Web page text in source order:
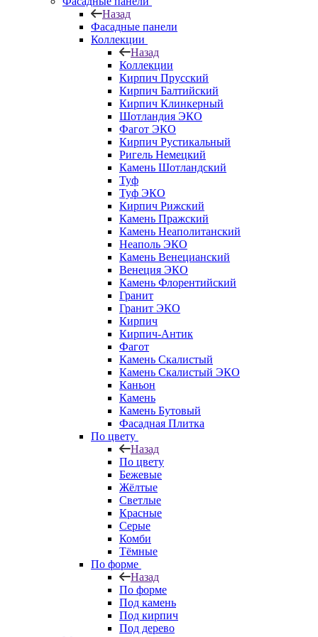
Назад
Фасадные панели
Коллекции
Назад
Коллекции
Кирпич Прусский
Кирпич Балтийский
Кирпич Клинкерный
Шотландия ЭКО
Фагот ЭКО
Кирпич Рустикальный
Ригель Немецкий
Камень Шотландский
Туф
Туф ЭКО
Кирпич Рижский
Камень Пражский
Камень Неаполитанский
Неаполь ЭКО
Камень Венецианский
Венеция ЭКО
Камень Флорентийский
Гранит
Гранит ЭКО
Кирпич
Кирпич-Антик
Фагот
Камень Скалистый
Камень Скалистый ЭКО
Каньон
Камень
Камень Бутовый
Фасадная Плитка
По цвету
Назад
По цвету
Бежевые
Жёлтые
Светлые
Красные
Серые
Комби
Тёмные
По форме
Назад
По форме
Под камень
Под кирпич
Под дерево